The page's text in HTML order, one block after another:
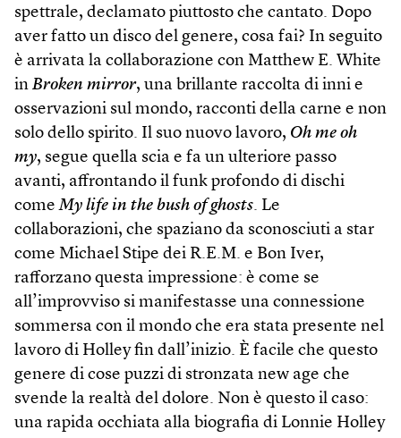
spettrale, declamato piuttosto che cantato. Dopo
aver fatto un disco del genere, cosa fai? In seguito
è arrivata la collaborazione con Matthew E. White
in Broken mirror, una brillante raccolta di inni e
osservazioni sul mondo, racconti della carne e non
solo dello spirito. Il suo nuovo lavoro, Oh me oh
my, segue quella scia e fa un ulteriore passo
avanti, affrontando il funk profondo di dischi
comeMy life in the bush of ghosts. Le
collaborazioni, che spaziano da sconosciuti a star
come Michael Stipe dei R.E.M. e Bon Iver,
rafforzano questa impressione: è come se
all’improvviso si manifestasse una connessione
sommersa con il mondo che era stata presente nel
lavoro di Holley fin dall’inizio. È facile che questo
genere di cose puzzi di stronzata new age che
svende la realtà del dolore. Non è questo il caso:
una rapida occhiata alla biografia di Lonnie Holley